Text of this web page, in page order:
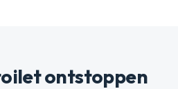
ontstoppen